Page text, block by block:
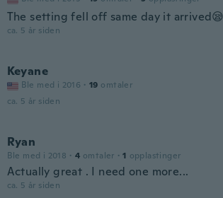
The setting fell off same day it arrived😪
ca. 5 år siden
Keyane
Ble med i 2016 · 19 omtaler
ca. 5 år siden
Ryan
Ble med i 2018 · 4 omtaler · 1 opplastinger
Actually great . I need one more...
ca. 5 år siden